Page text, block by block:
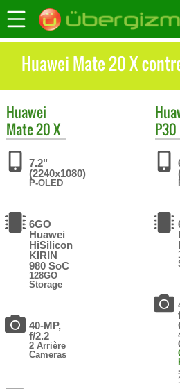
Huawei Mate 20 X
Huawei
Mate 20 X
7.2"
(2240x1080)
P-OLED
6GO
Huawei
HiSilicon
KIRIN
980 SoC
128GO
Storage
40-MP,
f/2.2
2 Arrière
Cameras